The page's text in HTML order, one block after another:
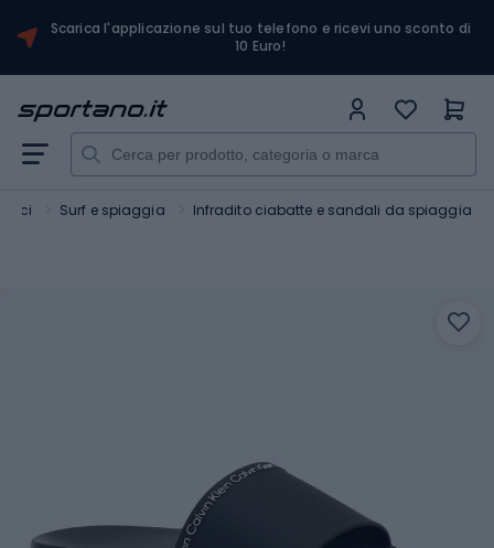
Scarica l'applicazione sul tuo telefono e ricevi uno sconto di
10 Euro!
Surf e spiaggia Infradito ciabatte e sandali da spiaggia